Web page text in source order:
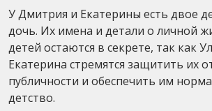
У Дмитрия и Екатерины есть двое
дочь. Их имена и детали о личной
детей остаются в секрете, так как
Екатерина стремятся защитить их
публичности и обеспечить им
детство.